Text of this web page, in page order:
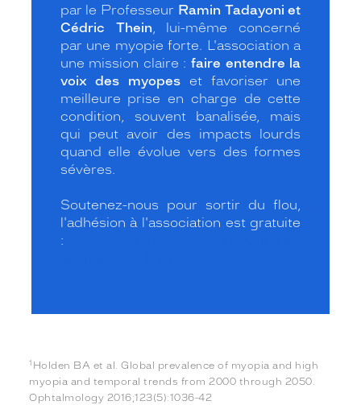
par le Professeur Ramin Tadayoni et
Cédric Thein, lui-même concerné
par une myopie forte. L'association a
une mission claire :faire entendre la
voix des myopes
et favoriser une
meilleure prise en charge de cette
condition, souvent banalisée, mais
qui peut avoir des impacts lourds
quand elle évolue vers des formes
sévères.
Soutenez-nous pour sortir du flou,
l'adhésion à l'association est gratuite
:
1 Holden BA et al. Global prevalence of myopia and high
myopia and temporal trends from 2000 through 2050.
Ophtalmology 2016;123(5):1036-42